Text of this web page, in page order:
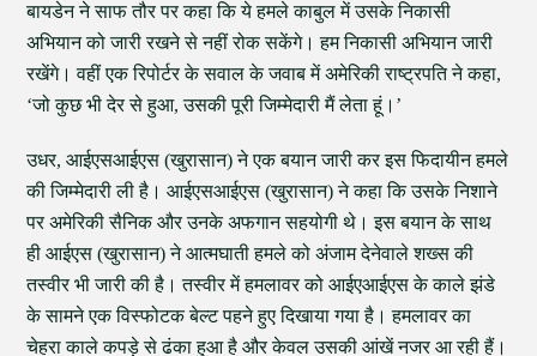
बायडेन ने साफ तौर पर कहा कि ये हमले काबुल में उसके निकासी
अभियान को जारी रखने से नहीं रोक सकेंगे। हम निकासी अभियान जारी
रखेंगे। वहीं एक रिपोर्टर के सवाल के जवाब में अमेरिकी राष्ट्रपति ने कहा,
‘जो कुछ भी देर से हुआ, उसकी पूरी जिम्मेदारी मैं लेता हूं।’
उधर, आईएसआईएस (खुरासान) ने एक बयान जारी कर इस फिदायीन हमले
की जिम्मेदारी ली है। आईएसआईएस (खुरासान) ने कहा कि उसके निशाने
पर अमेरिकी सैनिक और उनके अफगान सहयोगी थे। इस बयान के साथ
ही आईएस (खुरासान) ने आत्मघाती हमले को अंजाम देनेवाले शख्स की
तस्वीर भी जारी की है। तस्वीर में हमलावर को आईएआईएस के काले झंडे
के सामने एक विस्फोटक बेल्ट पहने हुए दिखाया गया है। हमलावर का
चेहरा काले कपड़े से ढंका हुआ है और केवल उसकी आंखें नजर आ रही हैं।